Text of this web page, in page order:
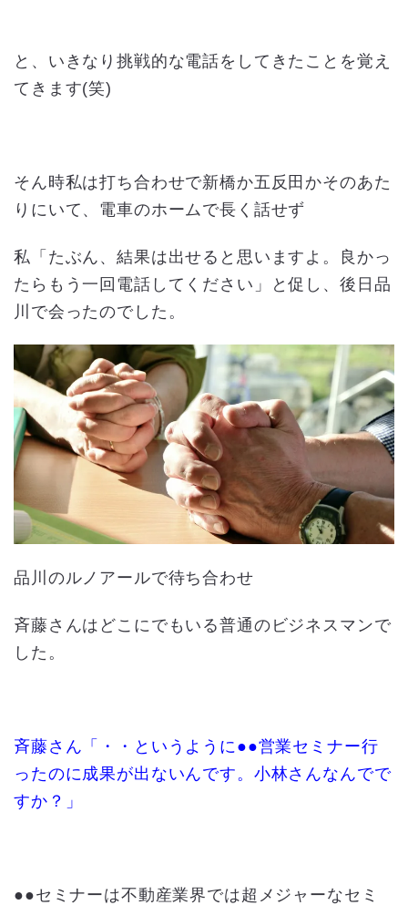
と、いきなり挑戦的な電話をしてきたことを覚え
てきます(笑)
そん時私は打ち合わせで新橋か五反田かそのあた
りにいて、電車のホームで長く話せず
私「たぶん、結果は出せると思いますよ。良かっ
たらもう一回電話してください」と促し、後日品
川で会ったのでした。
品川のルノアールで待ち合わせ
斉藤さんはどこにでもいる普通のビジネスマンで
した。
斉藤さん「・・というように●●営業セミナー行
ったのに成果が出ないんです。小林さんなんでで
すか？」
●●セミナーは不動産業界では超メジャーなセミ